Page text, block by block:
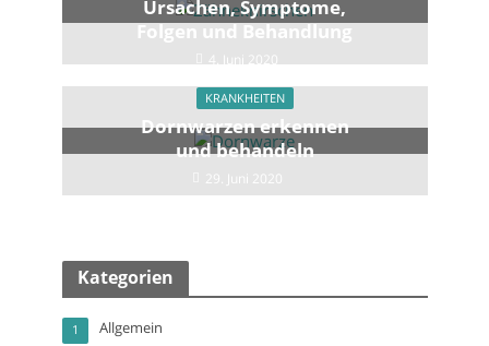
Ursachen, Symptome,
Folgen und Behandlung
4. Juni 2020
KRANKHEITEN
Dornwarzen erkennen
und behandeln
29. Juni 2020
Kategorien
Allgemein
1